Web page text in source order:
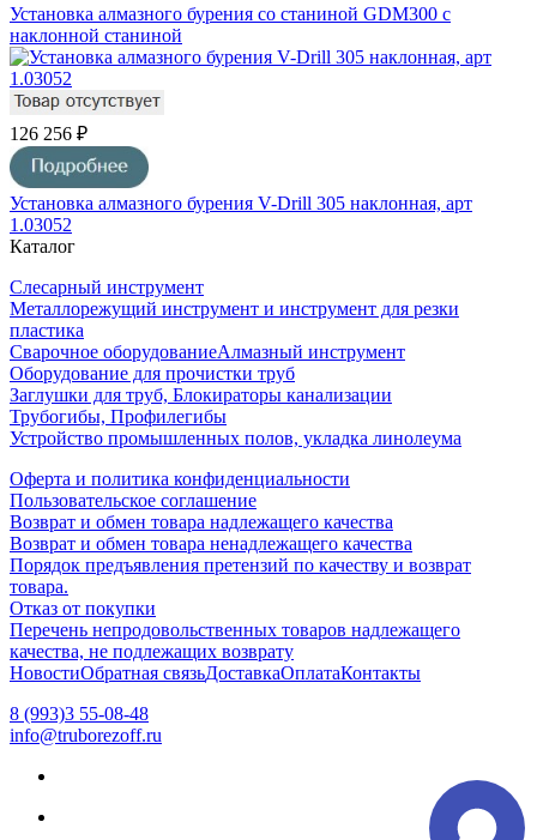
Установка алмазного бурения со станиной GDM300 с
наклонной станиной
126 256 ₽
Установка алмазного бурения V-Drill 305 наклонная, арт
1.03052
Каталог
Слесарный инструмент
Металлорежущий инструмент и инструмент для резки
пластика
Сварочное оборудованиеАлмазный инструмент
Оборудование для прочистки труб
Заглушки для труб, Блокираторы канализации
Трубогибы, Профилегибы
Устройство промышленных полов, укладка линолеума
Оферта и политика конфиденциальности
Пользовательское соглашение
Возврат и обмен товара надлежащего качества
Возврат и обмен товара ненадлежащего качества
Порядок предъявления претензий по качеству и возврат
товара.
Отказ от покупки
Перечень непродовольственных товаров надлежащего
качества, не подлежащих возврату
НовостиОбратная связьДоставкаОплатаКонтакты
8 (993)3 55-08-48
info@truborezoff.ru